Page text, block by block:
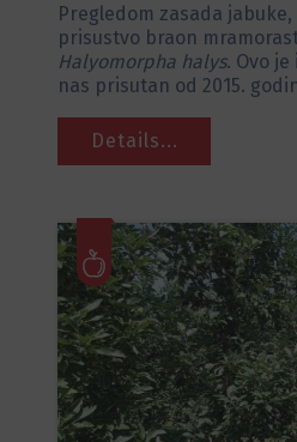
Pregledom zasada
prisustvo braon
Halyomorpha halys. Ovo
nas prisutan od 2015.
Details...